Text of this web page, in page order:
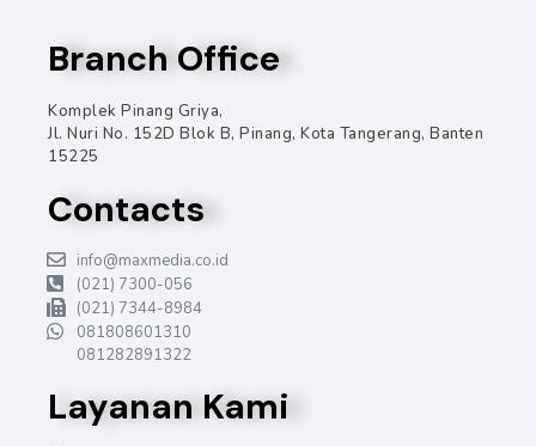
Branch Office
Komplek Pinang Griya,
Jl. Nuri No. 152D Blok B, Pinang, Kota Tangerang, Banten
15225
Contacts
info@maxmedia.co.id
(021) 7300-056
(021) 7344-8984
081808601310
081282891322
Layanan Kami